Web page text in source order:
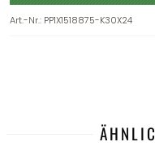
Art.-Nr.: PP1X1518875-K30X24